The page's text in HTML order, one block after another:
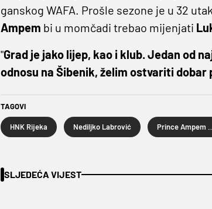
ganskog WAFA. Prošle sezone je u 32
Ampem bi u momčadi trebao mijenjati
"Grad je jako lijep, kao i klub. Jedan od
odnosu na Šibenik, želim ostvariti dobar
TAGOVI
HNK Rijeka Nediljko Labrović
SLJEDEĆA VIJEST